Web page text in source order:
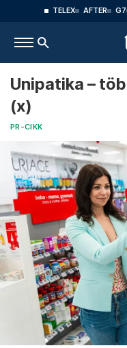
TELEX AFTER G7
Unipatika –
(x)
PR-CIKK